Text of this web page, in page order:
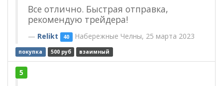
Все отлично. Быстрая отправка,
рекомендую трейдера!
Relikt 40 Набережные Челны, 25 марта 2023
покупка 500 руб взаимный
5